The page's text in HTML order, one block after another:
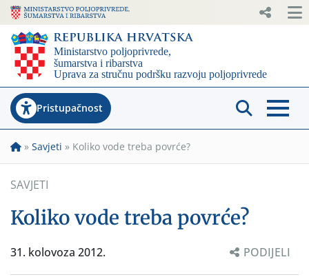
Pristupačnost
» Savjeti » Koliko vode treba povrće?
SAVJETI
Koliko vode treba povrće?
31. kolovoza 2012. PODIJELI